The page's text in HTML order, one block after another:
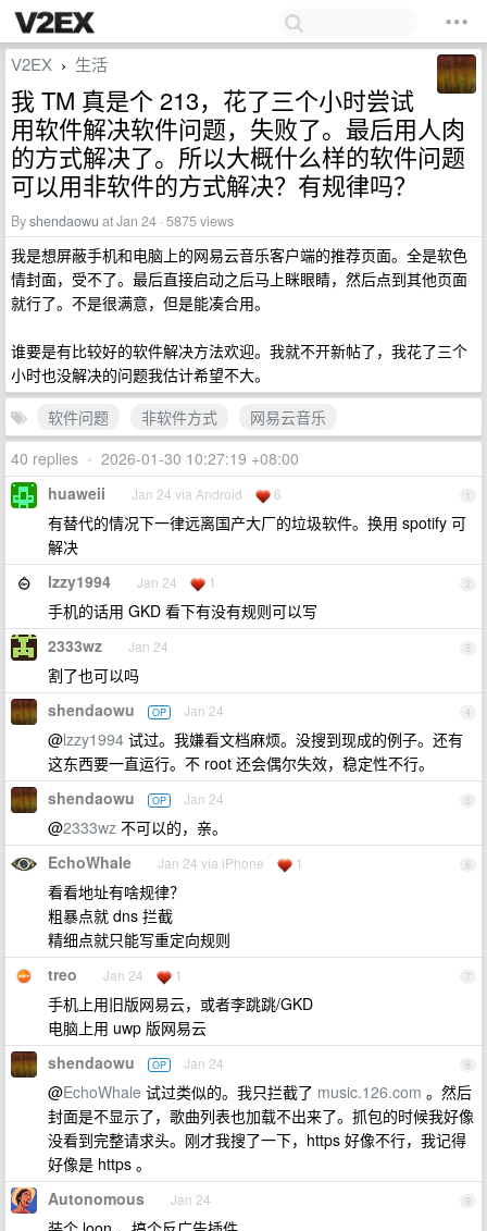
V2EX › 生活
我 TM 真是个 213，花了三个小时尝试
用软件解决软件问题，失败了。最后用人肉
的方式解决了。所以大概什么样的软件问题
可以用非软件的方式解决？有规律吗？
Byshendaowu at Jan 24 · 5875 views
我是想屏蔽手机和电脑上的网易云音乐客户端的推荐页面。全是软色
情封面，受不了。最后直接启动之后马上眯眼睛，然后点到其他页面
就行了。不是很满意，但是能凑合用。
谁要是有比较好的软件解决方法欢迎。我就不开新帖了，我花了三个
小时也没解决的问题我估计希望不大。
软件问题
非软件方式
网易云音乐
40 replies • 2026-01-30 10:27:19 +08:00
1
huaweii Jan 24 via Android 6
有替代的情况下一律远离国产大厂的垃圾软件。换用 spotify 可
解决
2
lzzy1994 Jan 24 1
手机的话用 GKD 看下有没有规则可以写
3
2333wz Jan 24
割了也可以吗
4
shendaowu OP Jan 24
@lzzy1994 试过。我嫌看文档麻烦。没搜到现成的例子。还有
这东西要一直运行。不 root 还会偶尔失效，稳定性不行。
5
shendaowu OP Jan 24
@2333wz 不可以的，亲。
6
EchoWhale Jan 24 via iPhone 1
看看地址有啥规律？
粗暴点就 dns 拦截
精细点就只能写重定向规则
7
treo Jan 24 1
手机上用旧版网易云，或者李跳跳/GKD
电脑上用 uwp 版网易云
8
shendaowu OP Jan 24
@EchoWhale 试过类似的。我只拦截了 music.126.com 。然后
封面是不显示了，歌曲列表也加载不出来了。抓包的时候我好像
没看到完整请求头。刚才我搜了一下，https 好像不行，我记得
好像是 https 。
9
Autonomous Jan 24